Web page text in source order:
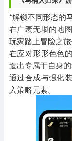
*解锁不同形态的
在广袤无垠的地
玩家踏上冒险之旅
在应对形形色色
造出专属于自身的
通过合成与强化
入策略元素。